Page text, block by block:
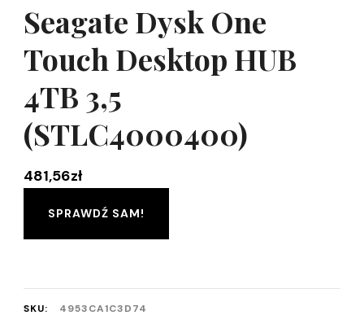
Seagate Dysk One
Touch Desktop HUB
4TB 3,5
(STLC4000400)
481,56zł
SPRAWDŹ SAM!
SKU:
4953CA1C3D74